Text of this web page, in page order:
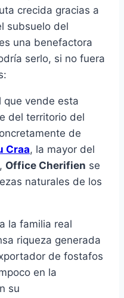
crecida gracias a
subsuelo del
una benefactora
serlo, si no fuera
que vende esta
del territorio del
de
Craa, la mayor del
Office Cherifien se
naturales de los
la familia real
riqueza generada
de fostafos
en la
su